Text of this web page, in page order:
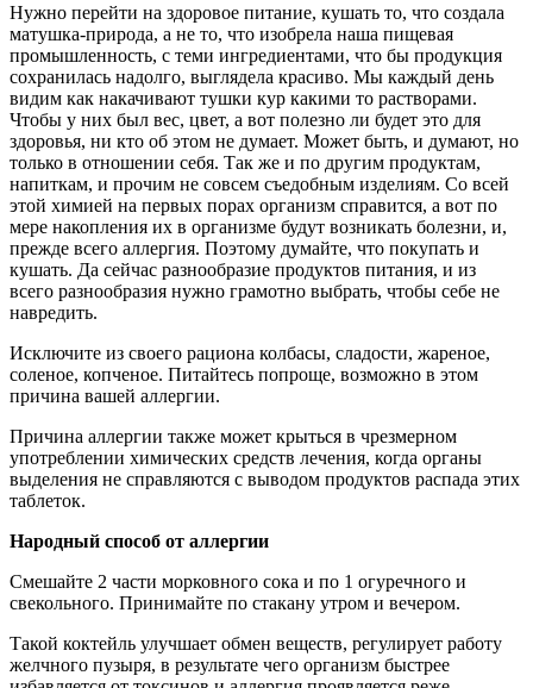
Нужно перейти на здоровое питание, кушать то, что создала
матушка-природа, а не то, что изобрела наша пищевая
промышленность, с теми ингредиентами, что бы продукция
сохранилась надолго, выглядела красиво. Мы каждый день
видим как накачивают тушки кур какими то растворами.
Чтобы у них был вес, цвет, а вот полезно ли будет это для
здоровья, ни кто об этом не думает. Может быть, и думают, но
только в отношении себя. Так же и по другим продуктам,
напиткам, и прочим не совсем съедобным изделиям. Со всей
этой химией на первых порах организм справится, а вот по
мере накопления их в организме будут возникать болезни, и,
прежде всего аллергия. Поэтому думайте, что покупать и
кушать. Да сейчас разнообразие продуктов питания, и из
всего разнообразия нужно грамотно выбрать, чтобы себе не
навредить.
Исключите из своего рациона колбасы, сладости, жареное,
соленое, копченое. Питайтесь попроще, возможно в этом
причина вашей аллергии.
Причина аллергии также может крыться в чрезмерном
употреблении химических средств лечения, когда органы
выделения не справляются с выводом продуктов распада этих
таблеток.
Народный способ от аллергии
Смешайте 2 части морковного сока и по 1 огуречного и
свекольного. Принимайте по стакану утром и вечером.
Такой коктейль улучшает обмен веществ, регулирует работу
желчного пузыря, в результате чего организм быстрее